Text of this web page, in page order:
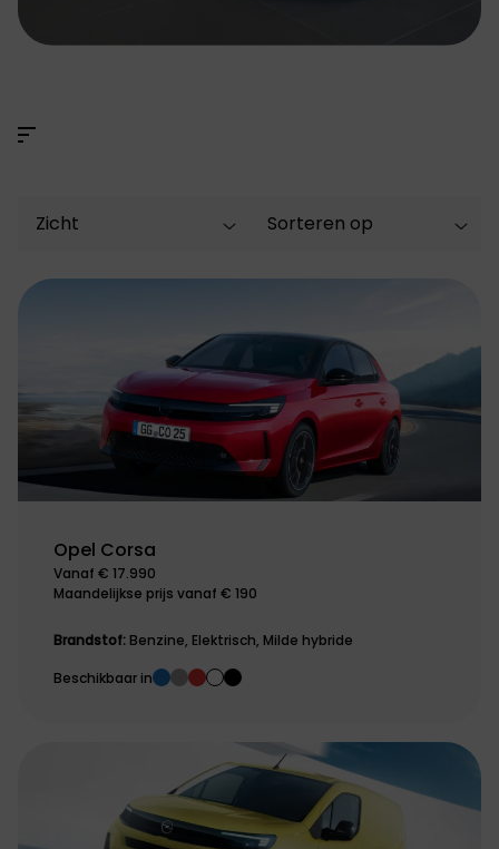
Opel Corsa
Vanaf € 17.990
Maandelijkse prijs vanaf € 190
Brandstof: Benzine, Elektrisch, Milde hybride
Beschikbaar in